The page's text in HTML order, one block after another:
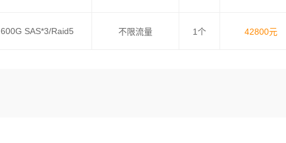
600G SAS*3/Raid5 不限流量 1个 42800元